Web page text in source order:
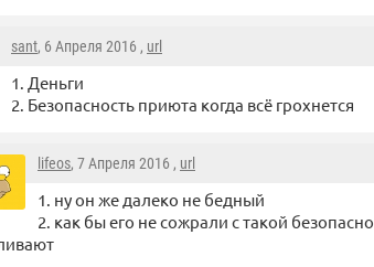
sant, 6 Апреля 2016 , url
1. Деньги
2. Безопасность приюта когда всё грохнется
lifeos, 7 Апреля 2016 , url
1. ну он же далеко не бедный
2. как бы его не сожрали с такой